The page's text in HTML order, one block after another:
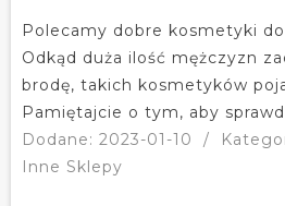
Polecamy dobre kosmetyki
Odkąd duża ilość mężczyzn
brodę, takich kosmetyków
Pamiętajcie o tym, aby
Dodane: 2023-01-10
/
Inne Sklepy